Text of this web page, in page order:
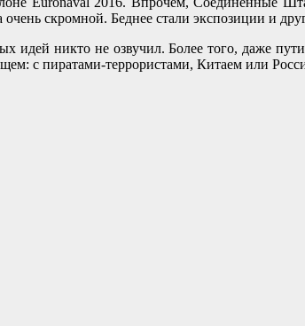
скромной. Беднее стали экспозиции и
идей никто не озвучил. Более того, даже
с пиратами-террористами, Китаем или